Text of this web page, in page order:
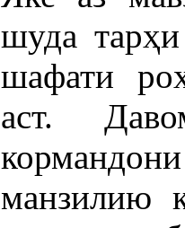
шуда
шафати
аст.
манзилию